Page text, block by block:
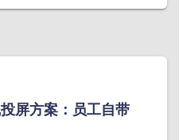
屏方案：员工自带